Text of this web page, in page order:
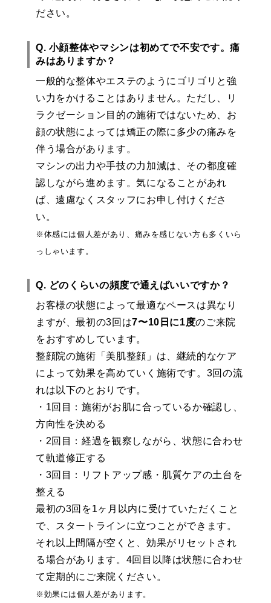
ださい。
Q. 小顔整体やマシンは初めてで不安です。痛
みはありますか？
一般的な整体やエステのようにゴリゴリと強
い力をかけることはありません。ただし、リ
ラクゼーション目的の施術ではないため、お
顔の状態によっては矯正の際に多少の痛みを
伴う場合があります。
マシンの出力や手技の力加減は、その都度確
認しながら進めます。気になることがあれ
ば、遠慮なくスタッフにお申し付けくださ
い。
※体感には個人差があり、痛みを感じない方も多くいら
っしゃいます。
Q. どのくらいの頻度で通えばいいですか？
お客様の状態によって最適なペースは異なり
ますが、最初の3回は7〜10日に1度のご来院
をおすすめしています。
整顔院の施術「美肌整顔」は、継続的なケア
によって効果を高めていく施術です。3回の流
れは以下のとおりです。
・1回目：施術がお肌に合っているか確認し、
方向性を決める
・2回目：経過を観察しながら、状態に合わせ
て軌道修正する
・3回目：リフトアップ感・肌質ケアの土台を
整える
最初の3回を1ヶ月以内に受けていただくこと
で、スタートラインに立つことができます。
それ以上間隔が空くと、効果がリセットされ
る場合があります。4回目以降は状態に合わせ
て定期的にご来院ください。
※効果には個人差があります。